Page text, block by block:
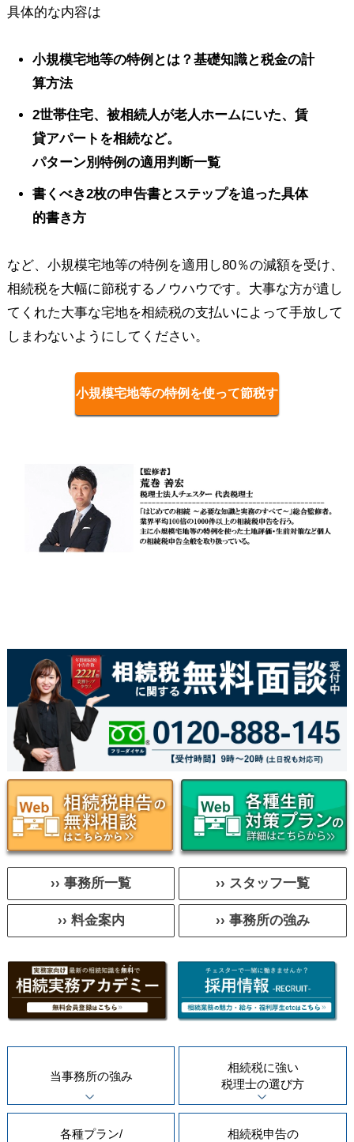
具体的な内容は
小規模宅地等の特例とは？基礎知識と税金の計
算方法
2世帯住宅、被相続人が老人ホームにいた、賃
貸アパートを相続など。
パターン別特例の適用判断一覧
書くべき2枚の申告書とステップを追った具体
的書き方
など、小規模宅地等の特例を適用し80％の減額を受け、
相続税を大幅に節税するノウハウです。大事な方が遺し
てくれた大事な宅地を相続税の支払いによって手放して
しまわないようにしてください。
小規模宅地等の特例を使って節税す
›› 事務所一覧 ›› スタッフ一覧
›› 料金案内 ›› 事務所の強み
当事務所の強み
相続税に強い
税理士の選び方
各種プラン/
相続税申告の